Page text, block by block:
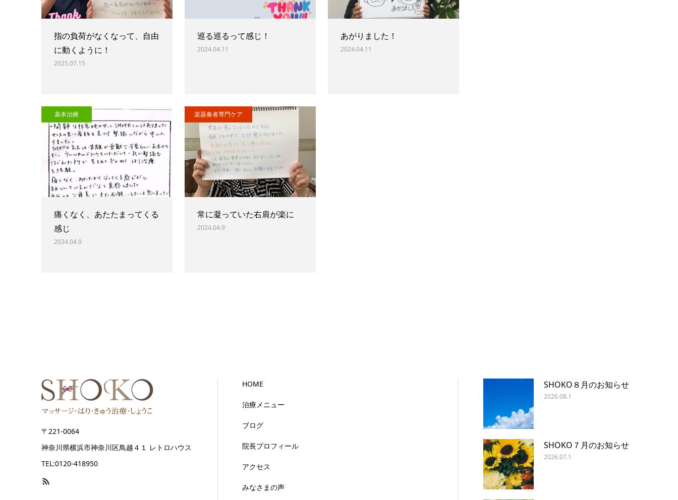
指の負荷がなくなって、自由
に動くように！
2025.07.15
巡る巡るって感じ！
2024.04.11
あがりました！
2024.04.11
基本治療
痛くなく、あたたまってくる
感じ
2024.04.9
楽器奏者専門ケア
常に凝っていた右肩が楽に
2024.04.9
〒221-0064
神奈川県横浜市神奈川区鳥越４１ レトロハウス
TEL:0120-418950
HOME
治療メニュー
ブログ
院長プロフィール
アクセス
みなさまの声
SHOKO８月のお知らせ
2026.08.1
SHOKO７月のお知らせ
2026.07.1